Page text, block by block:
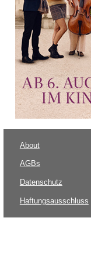
About
AGBs
Datenschutz
Haftungsausschluss